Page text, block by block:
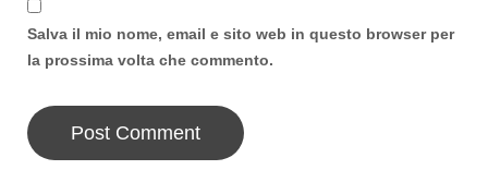
Salva il mio nome, email e sito web in questo browser per
la prossima volta che commento.